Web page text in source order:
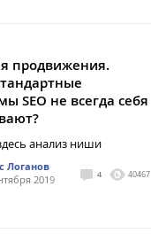
продвижения.
SEO не всегда себя
анализ ниши
Логанов
2019
4 40467